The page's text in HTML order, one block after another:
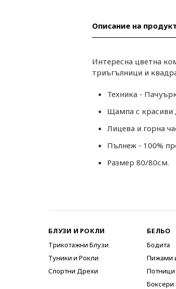
Описание на
Интересна цветна
триъгълници и
Техника -
Щампа с красиви
Лицева и горна
Пълнеж - 100%
Размер 80/80см.
БЛУЗИ И РОКЛИ
Трикотажни Блузи
Туники и Рокли
Спортни Дрехи
БЕЛЬО
Бодита
Пижами
Боксери